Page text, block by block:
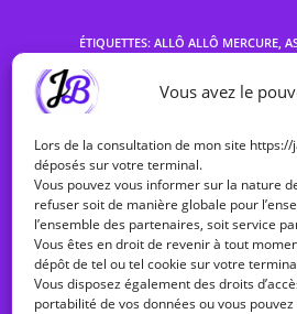
Vous avez le
Lors de la consultation de mon site
déposés sur votre terminal.
Vous pouvez vous informer sur la nature
refuser soit de manière globale pour
l’ensemble des partenaires, soit service
Vous êtes en droit de revenir à tout
dépôt de tel ou tel cookie sur votre
Vous disposez également des droits
portabilité de vos données ou vous
ÉTIQUETTES: ALLÔ ALLÔ MERCURE
more
articles
Rétro de Pluton – le
VOUS DEVRIEZ